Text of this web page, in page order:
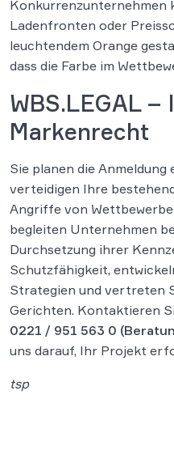
Konkurrenzunternehmen
Ladenfronten oder
leuchtendem Orange
dass die Farbe im
WBS.LEGAL
Markenrecht
Sie planen die
verteidigen Ihre
Angriffe von
begleiten Unternehmen
Durchsetzung ihrer
Schutzfähigkeit,
Strategien und vertreten
Gerichten. Kontaktieren
0221 / 951 563 0
uns darauf, Ihr Projekt
tsp